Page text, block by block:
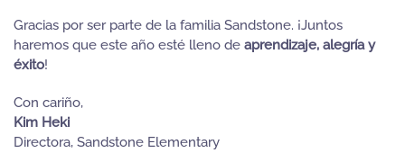
Gracias por ser parte de la familia Sandstone. ¡Juntos
haremos que este año esté lleno de aprendizaje, alegría y
éxito!
Con cariño,
Kim Heki
Directora, Sandstone Elementary